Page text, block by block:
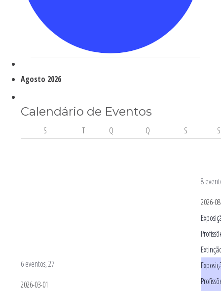
Agosto 2026
Calendário de Eventos
S SEGUNDA-FEIRA
TTERÇA-FEIRA
QQUARTA-FEIRA
Q QUINTA-FEIRAS SEXTA-FEIRAS
6 eventos,27
2026-03-01
8
2026-